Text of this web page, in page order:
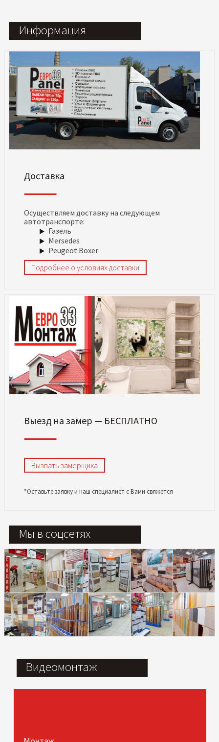
Информация
Доставка
Осуществляем доставку на следующем
автотранспорте:
Газель
Mersedes
Peugeot Boxer
Подробнее о условиях доставки
Выезд на замер — БЕСПЛАТНО
Вызвать замерщика
*Оставьте заявку и наш специалист с Вами свяжется
Мы в соцсетях
Видеомонтаж